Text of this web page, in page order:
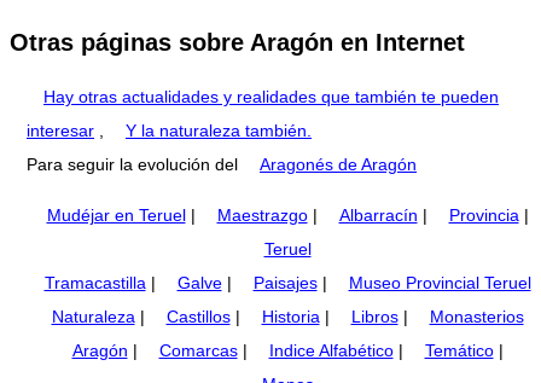
Otras páginas sobre Aragón en Internet
Hay otras actualidades y realidades que también te pueden
interesar
Y la naturaleza también.
Para seguir la evolución del
Aragonés de Aragón
Mudéjar en Teruel| Maestrazgo| Albarracín | Provincia |
Teruel
Tramacastilla | Galve| Paisajes|
Museo Provincial Teruel
Naturaleza | Castillos| Historia | Libros|
Monasterios
Aragón | Comarcas| Indice Alfabético| Temático|